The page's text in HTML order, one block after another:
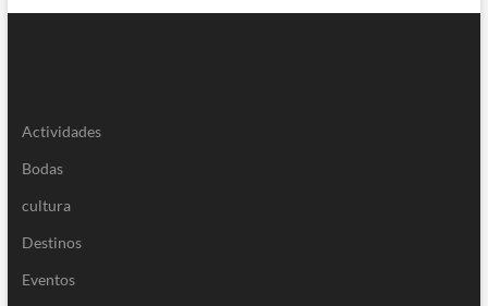
Actividades
Bodas
cultura
Destinos
Eventos